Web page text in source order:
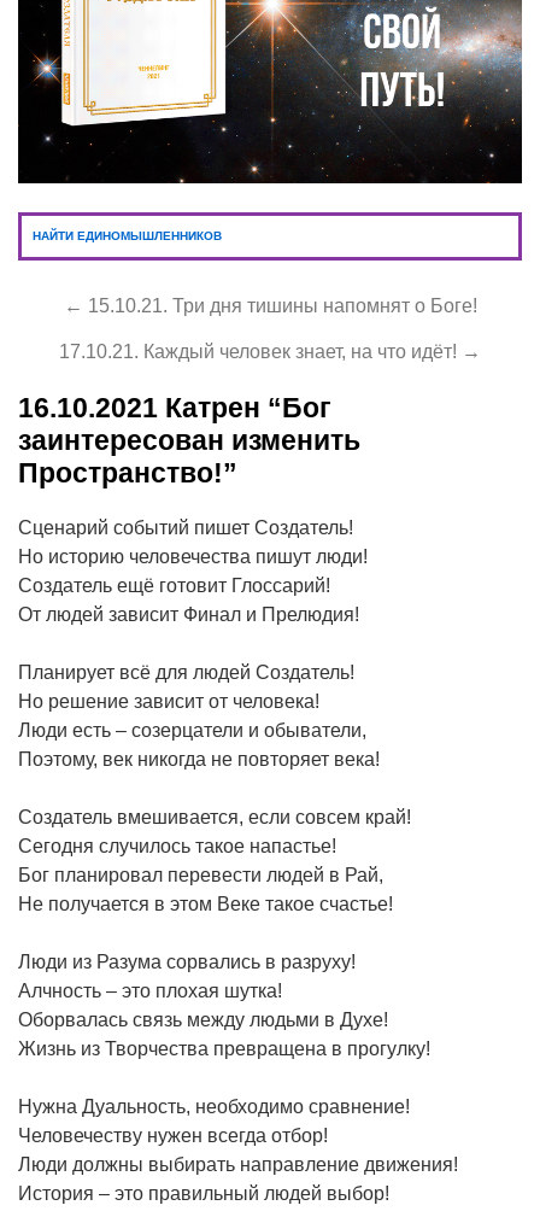
НАЙТИ ЕДИНОМЫШЛЕННИКОВ
← 15.10.21. Три дня тишины напомнят о Боге!
17.10.21. Каждый человек знает, на что идёт! →
16.10.2021 Катрен “Бог
заинтересован изменить
Пространство!”
Сценарий событий пишет Создатель!
Но историю человечества пишут люди!
Создатель ещё готовит Глоссарий!
От людей зависит Финал и Прелюдия!
Планирует всё для людей Создатель!
Но решение зависит от человека!
Люди есть – созерцатели и обыватели,
Поэтому, век никогда не повторяет века!
Создатель вмешивается, если совсем край!
Сегодня случилось такое напастье!
Бог планировал перевести людей в Рай,
Не получается в этом Веке такое счастье!
Люди из Разума сорвались в разруху!
Алчность – это плохая шутка!
Оборвалась связь между людьми в Духе!
Жизнь из Творчества превращена в прогулку!
Нужна Дуальность, необходимо сравнение!
Человечеству нужен всегда отбор!
Люди должны выбирать направление движения!
История – это правильный людей выбор!